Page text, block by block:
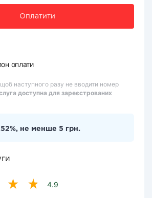
Оплатити
оплати
наступного разу не вводити номер
доступна для зареєстрованих
не менше 5 грн.
4.9